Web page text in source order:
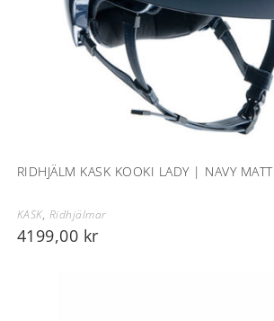
RIDHJÄLM KASK KOOKI LADY | NAVY MATT
KASK, Ridhjälmar
4199,00 kr